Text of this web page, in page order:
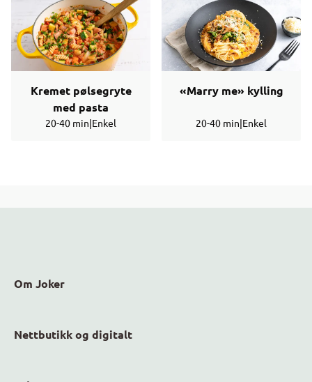
Kremet pølsegryte
med pasta
20-40 min|Enkel
«Marry me» kylling
20-40 min|Enkel
Om Joker
Nettbutikk og digitalt